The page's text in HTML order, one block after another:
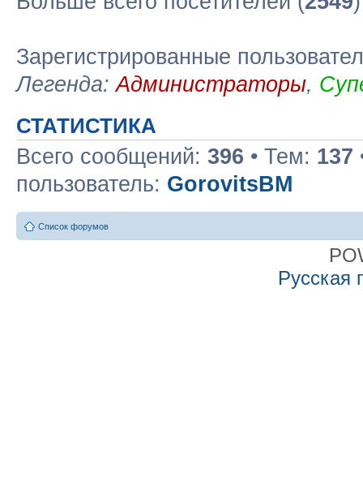
Зарегистрированные
Легенда:Администраторы,
СТАТИСТИКА
Всего сообщений: 396 • Тем: 137
пользователь: GorovitsBM
Список форумов
Русская